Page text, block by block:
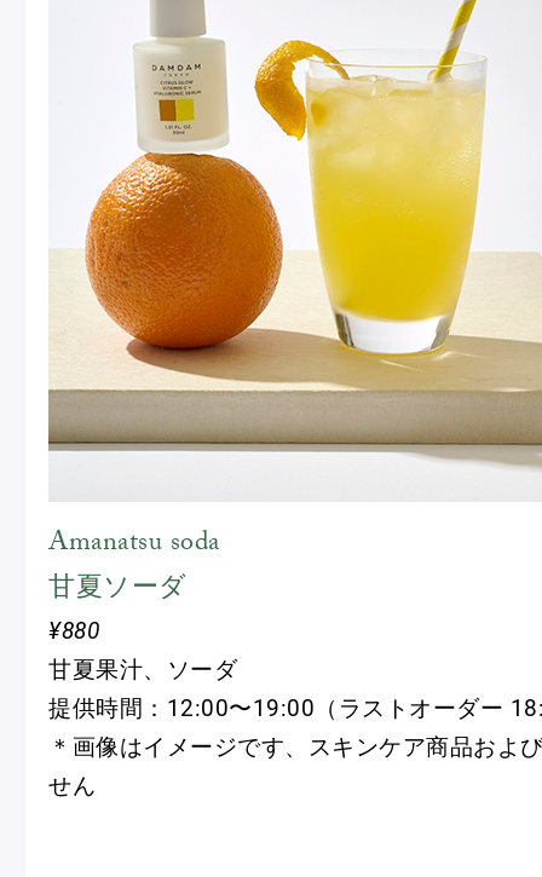
Amanatsu soda
甘夏ソーダ
¥880
甘夏果汁、ソーダ
提供時間：12:00〜19:00（ラストオーダー
＊画像はイメージです、スキンケア商品およ
せん